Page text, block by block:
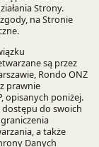
Zapisz